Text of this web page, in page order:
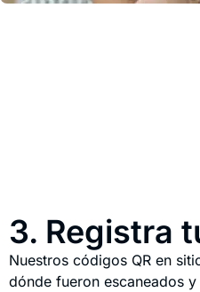
3. Registra
Nuestros códigos QR en
dónde fueron escaneados